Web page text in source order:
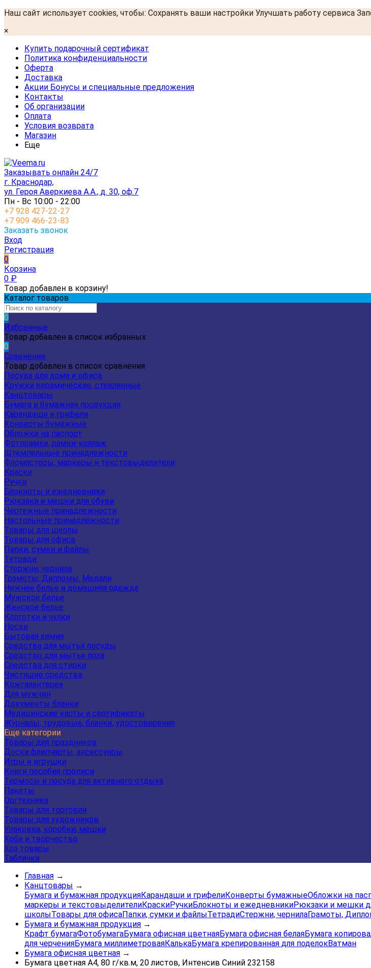
Наш сайт использует cookies, чтобы: Сохранять ваши настройки Улучшать работу сервиса
×
Купить подарочный сертификат
Политика конфиденциальности
Оферта
Доставка
Акции Бонусы и специальные предложения
Контакты
Об организации
Оплата
Условия возврата
Магазин
Еще
Заказывать онлайн 24/7
г. Краснодар,
ул. Героя Аверкиева А.А., д. 30, оф.7
Пн - Вс 10:00 - 22:00
+7 928 427-22-27
+7 909 466-23-83
Заказать звонок
Вход
Регистрация
0
Корзина
0 ₽
Товар добавлен в корзину!
Каталог товаров
0
Избранные
Товар добавлен в список избранных
0
Сравнение
Товар добавлен в список сравнения
Посуда для дома и офиса
Кружки керамические, стеклянные
Канцтовары
Бумага и бумажная продукция
Карандаши и грифели
Конверты бумажные
Обложки на паспорт
Фоторамки, рамки-коллаж
Штемпельные принадлежности
Фломастеры, маркеры и текстовыделители
Краски
Ручки
Блокноты и ежедневники
Рюкзаки и мешки для обуви
Чертежные принадлежности
Настольные принадлежности
Товары для школы
Товары для офиса
Папки, сумки и файлы
Тетради
Стержни, чернила
Грамоты, Дипломы, Медали
Нижнее белье и домашняя одежда
Мужское белье
Женское белье
Колготки и чулки
Носки
Бытовая химия
Средства для мытья посуды
Средство для мытья пола
Средства для стирки
Чистящие средства
Кожгалантерея
Для мужчин
Документы бланки
Медицинские карты и сертификаты
Журналы, трудовые, бланки, удостоверения
Еще категории
Товары для праздников
Доски,флипчарты, аксессуары
Игры и игрушки
Книги пособия прописи
Термосы и посуда для активного отдыха
Пакеты
Оргтехника
Товары для торговли
Товары для художников
Упаковка, коробки, мешки
Хоби и творчество
Хоз товары
Таблички
Главная →
Канцтовары →
Бумага и бумажная продукцияКарандаши и грифелиКонверты бумажныеОбложки на
маркеры и текстовыделителиКраскиРучкиБлокноты и ежедневникиРюкзаки и мешки
школыТовары для офисаПапки, сумки и файлыТетрадиСтержни, чернилаГрамоты,
Бумага и бумажная продукция →
Крафт бумагаФотобумагаБумага офисная цветнаяБумага офисная белаяБумага
для черченияБумага миллиметроваяКалькаБумага крепированная для поделокВатман
Бумага офисная цветная →
Бумага цветная А4, 80 г/кв.м, 20 листов, Интенсив Синий 232158